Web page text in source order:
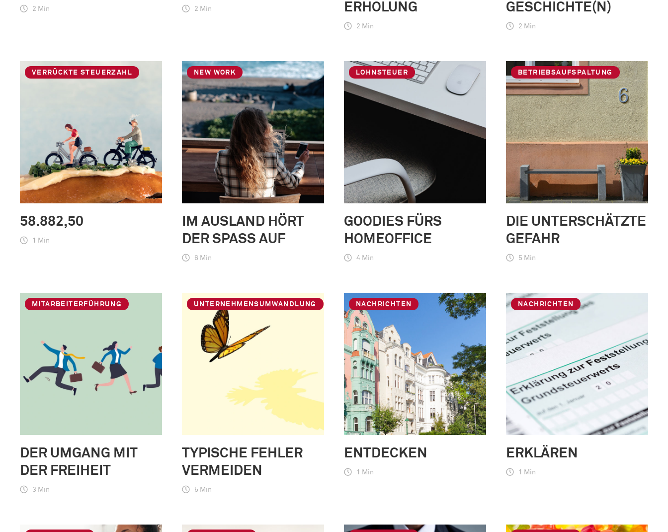
2 Min 2 Min
ERHOLUNG
2 Min
GESCHICHTE(N)
2 Min
VERRÜCKTE STEUERZAHL
58.882,50
1 Min
NEW WORK
IM AUSLAND HÖRT
DER SPASS AUF
6 Min
LOHNSTEUER
GOODIES FÜRS
HOMEOFFICE
4 Min
BETRIEBSAUFSPALTUNG
DIE UNTERSCHÄTZTE
GEFAHR
5 Min
MITARBEITERFÜHRUNG
DER UMGANG MIT
DER FREIHEIT
3 Min
UNTERNEHMENSUMWANDLUNG
TYPISCHE FEHLER
VERMEIDEN
5 Min
NACHRICHTEN
ENTDECKEN
1 Min
NACHRICHTEN
ERKLÄREN
1 Min